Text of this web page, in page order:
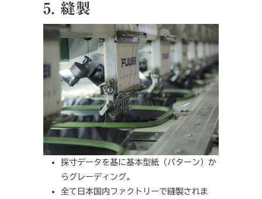
5. 縫製
採寸データを基に基本型紙（パターン）か
らグレーディング。
全て日本国内ファクトリーで縫製されま